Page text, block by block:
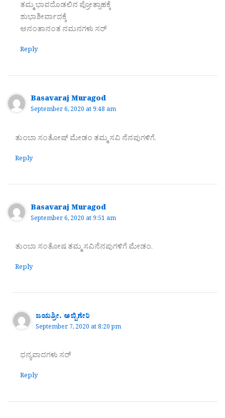
ತಮ್ಮ ಭಾವದೊಡಲಿನ ಪ್ರೋತ್ಸಾಹಕ್ಕೆ
ಶುಭಾಶೀರ್ವಾದಕ್ಕೆ
ಅನಂತಾನಂತ ನಮನಗಳು‌ ಸರ್
Reply
Basavaraj Muragod
September 6, 2020 at 9:48 am
ತುಂಬಾ ಸಂತೋಷ್ ಮೇಡಂ ತಮ್ಮ ಸವಿ ನೆನಪುಗಳಿಗೆ.
Reply
Basavaraj Muragod
September 6, 2020 at 9:51 am
ತುಂಬಾ ಸಂತೋಷ ತಮ್ಮ ಸವಿನೆನಪುಗಳಿಗೆ ಮೇಡಂ.
Reply
ಜಯಶ್ರೀ. ಅಬ್ಬಿಗೇರಿ
September 7, 2020 at 8:20 pm
ಧನ್ಯವಾದಗಳು ಸರ್‌
Reply